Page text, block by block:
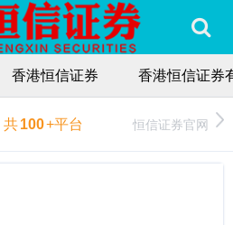
香港恒信证券 香港恒信证券
共100+平台 恒信证券官网